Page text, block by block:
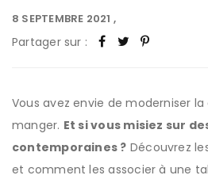
8 SEPTEMBRE 2021
Partager sur :
Vous avez envie de moderniser
manger. Et si vous misiez sur
contemporaines ? Découvrez
et comment les associer à une